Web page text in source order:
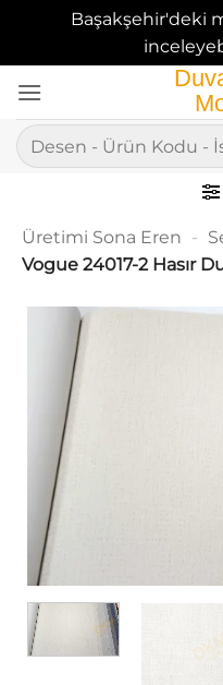
Başakşehir'deki
atla
Ara:
Üretimi Sona Eren -
Vogue 24017-2 Hasır